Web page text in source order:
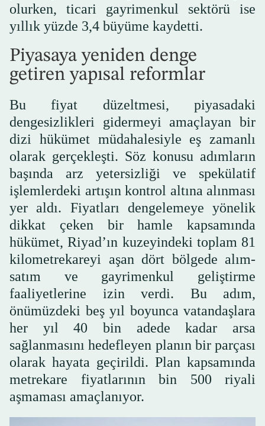
olurken, ticari gayrimenkul sektörü ise
yıllık yüzde 3,4 büyüme kaydetti.
Piyasaya yeniden denge
getiren yapısal reformlar
Bu fiyat düzeltmesi, piyasadaki
dengesizlikleri gidermeyi amaçlayan bir
dizi hükümet müdahalesiyle eş zamanlı
olarak gerçekleşti. Söz konusu adımların
başında arz yetersizliği ve spekülatif
işlemlerdeki artışın kontrol altına alınması
yer aldı. Fiyatları dengelemeye yönelik
dikkat çeken bir hamle kapsamında
hükümet, Riyad’ın kuzeyindeki toplam 81
kilometrekareyi aşan dört bölgede alım-
satım ve gayrimenkul geliştirme
faaliyetlerine izin verdi. Bu adım,
önümüzdeki beş yıl boyunca vatandaşlara
her yıl 40 bin adede kadar arsa
sağlanmasını hedefleyen planın bir parçası
olarak hayata geçirildi. Plan kapsamında
metrekare fiyatlarının bin 500 riyali
aşmaması amaçlanıyor.